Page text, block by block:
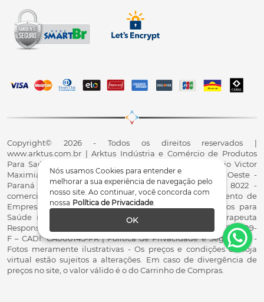
Nós usamos Cookies para entender e
melhorar a sua experiência de navegação pelo
nosso site. Ao continuar, você concorda com
nossa Política de Privacidade.
OK
Copyright© 2026 - Todos os direitos reservados |
www.arktus.com.br | Arktus Indústria e Comércio de Produtos
Para Saúde Ltda | CNPJ: 01.417.367/0001-78 | R. Antônio Victor
Maximiano, 107, Parque Industrial II, Santa Tereza do Oeste -
Paraná - CEP 85825-900 - Fale conosco: 0800 200 8022 -
comercial@arktus.com.br | Autorização de Funcionamento de
Empresa - AFE/ANVISA - Para Fabricação de Produtos para
Saúde (Correlatos): 8.02.844-5 (UX418X102741) - Fisioterapeuta
Responsável Técnico Dr. Alex Fernando Zani - Crefito8(PR): 8409-
F – CADI: CA000145-PR | Política de Privacidade e Segurança -
Fotos meramente ilustrativas - Os preços e condições da loja
virtual estão sujeitos a alterações. Em caso de divergência de
preços no site, o valor válido é o do Carrinho de Compras.